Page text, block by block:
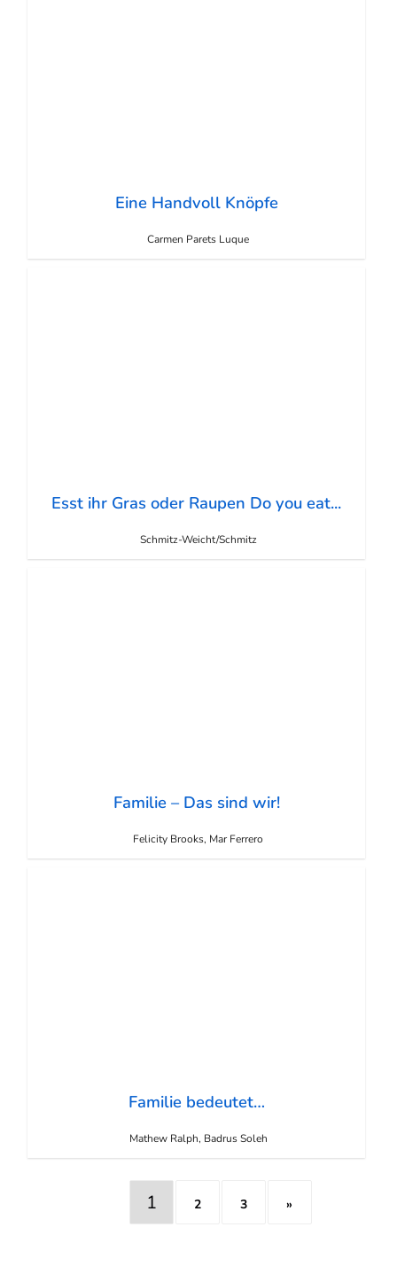
Eine Handvoll Knöpfe
Carmen Parets Luque
Esst ihr Gras oder Raupen Do you eat...
Schmitz-Weicht/Schmitz
Familie – Das sind wir!
Felicity Brooks, Mar Ferrero
Familie bedeutet…
Mathew Ralph, Badrus Soleh
1 2 3 »